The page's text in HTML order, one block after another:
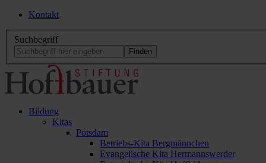
Kontakt
Suchbegriff
Bildung
Kitas
Potsdam
Betriebs-Kita Bergmännchen
Evangelische Kita Hermannswerder